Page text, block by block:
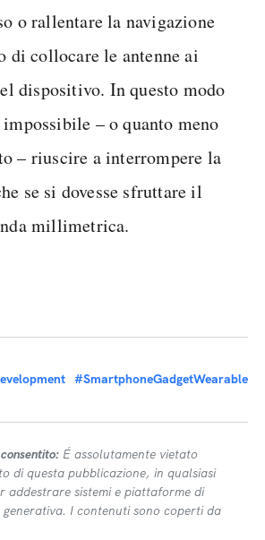
o rallentare la navigazione
di collocare le antenne ai
dispositivo. In questo modo
impossibile – o quanto meno
– riuscire a interrompere la
se si dovesse sfruttare il
millimetrica.
#SmartphoneGadgetWearable
É assolutamente vietato
di questa pubblicazione, in qualsiasi
addestrare sistemi e piattaforme di
I contenuti sono coperti da